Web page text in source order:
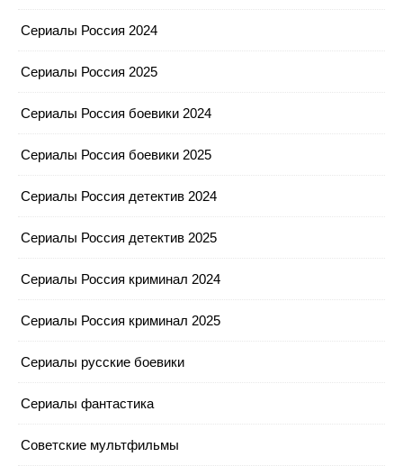
Сериалы Россия 2024
Сериалы Россия 2025
Сериалы Россия боевики 2024
Сериалы Россия боевики 2025
Сериалы Россия детектив 2024
Сериалы Россия детектив 2025
Сериалы Россия криминал 2024
Сериалы Россия криминал 2025
Сериалы русские боевики
Сериалы фантастика
Советские мультфильмы